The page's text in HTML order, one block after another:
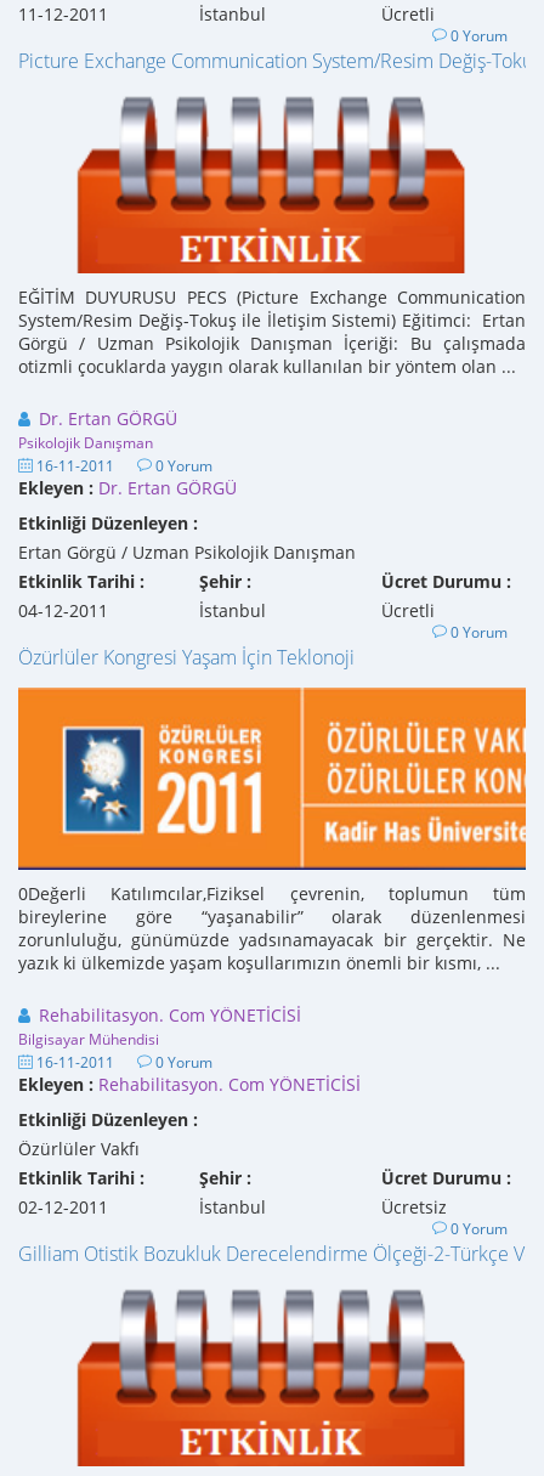
11-12-2011
İstanbul
Ücretli
0 Yorum
Picture Exchange Communication System/Resim Değiş-
EĞİTİM DUYURUSU PECS (Picture Exchange Communication
System/Resim Değiş-Tokuş ile İletişim Sistemi) Eğitimci: Ertan
Görgü / Uzman Psikolojik Danışman İçeriği: Bu çalışmada
otizmli çocuklarda yaygın olarak kullanılan bir yöntem olan ...
Dr. Ertan GÖRGÜ
Psikolojik Danışman
16-11-2011 0 Yorum
Ekleyen : Dr. Ertan GÖRGÜ
Etkinliği Düzenleyen :
Ertan Görgü / Uzman Psikolojik Danışman
Etkinlik Tarihi :
04-12-2011
Şehir :
İstanbul
Ücret Durumu :
Ücretli
0 Yorum
Özürlüler Kongresi Yaşam İçin Teklonoji
0Değerli Katılımcılar,Fiziksel çevrenin, toplumun tüm
bireylerine göre “yaşanabilir” olarak düzenlenmesi
zorunluluğu, günümüzde yadsınamayacak bir gerçektir. Ne
yazık ki ülkemizde yaşam koşullarımızın önemli bir kısmı, ...
Rehabilitasyon. Com YÖNETİCİSİ
Bilgisayar Mühendisi
16-11-2011 0 Yorum
Ekleyen : Rehabilitasyon. Com YÖNETİCİSİ
Etkinliği Düzenleyen :
Özürlüler Vakfı
Etkinlik Tarihi :
02-12-2011
Şehir :
İstanbul
Ücret Durumu :
Ücretsiz
0 Yorum
Gilliam Otistik Bozukluk Derecelendirme Ölçeği-2-Türkçe